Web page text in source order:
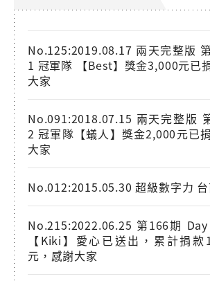
No.125:2019.08.17 兩天完整版
1 冠軍隊 【Best】獎金3,000元已
大家
No.091:2018.07.15 兩天完整版
2 冠軍隊【蟻人】獎金2,000元已
大家
No.012:2015.05.30 超級數字力
No.215:2022.06.25 第166期
【Kiki】愛心已送出，累計捐款
元，感謝大家